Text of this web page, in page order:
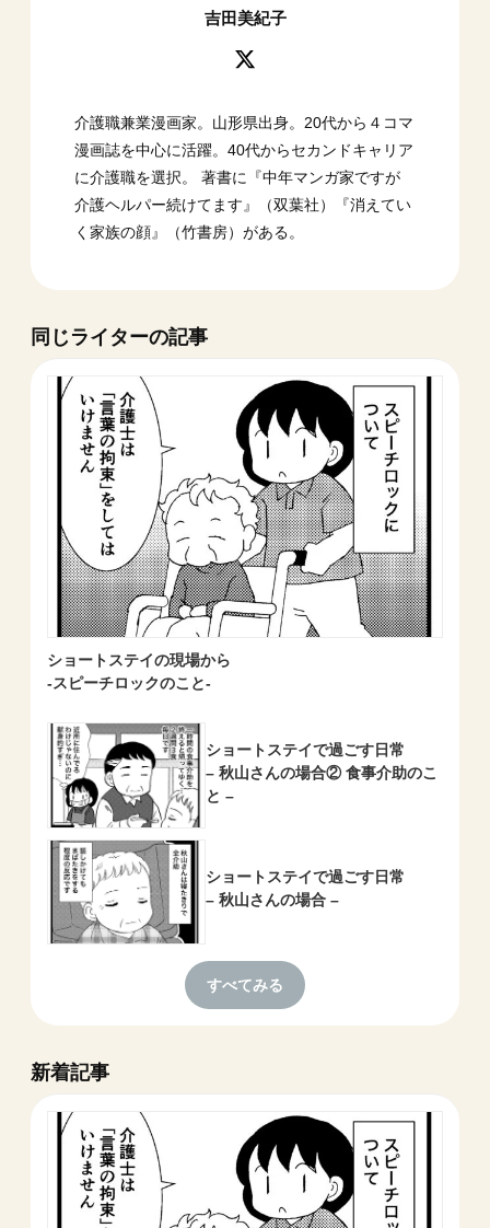
吉田美紀子
介護職兼業漫画家。山形県出身。20代から４コマ
漫画誌を中心に活躍。40代からセカンドキャリア
に介護職を選択。 著書に『中年マンガ家ですが
介護ヘルパー続けてます』（双葉社）『消えてい
く家族の顔』（竹書房）がある。
同じライターの記事
ショートステイの現場から
-スピーチロックのこと-
ショートステイで過ごす日常
– 秋山さんの場合② 食事介助のこ
と –
ショートステイで過ごす日常
– 秋山さんの場合 –
すべてみる
新着記事